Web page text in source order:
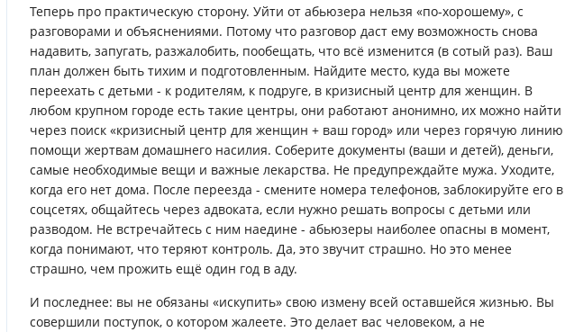
Теперь про практическую сторону. Уйти от абьюзера нельзя «по-хорошему», с
разговорами и объяснениями. Потому что разговор даст ему возможность снова
надавить, запугать, разжалобить, пообещать, что всё изменится (в сотый раз). Ваш
план должен быть тихим и подготовленным. Найдите место, куда вы можете
переехать с детьми - к родителям, к подруге, в кризисный центр для женщин. В
любом крупном городе есть такие центры, они работают анонимно, их можно найти
через поиск «кризисный центр для женщин + ваш город» или через горячую линию
помощи жертвам домашнего насилия. Соберите документы (ваши и детей), деньги,
самые необходимые вещи и важные лекарства. Не предупреждайте мужа. Уходите,
когда его нет дома. После переезда - смените номера телефонов, заблокируйте его в
соцсетях, общайтесь через адвоката, если нужно решать вопросы с детьми или
разводом. Не встречайтесь с ним наедине - абьюзеры наиболее опасны в момент,
когда понимают, что теряют контроль. Да, это звучит страшно. Но это менее
страшно, чем прожить ещё один год в аду.
И последнее: вы не обязаны «искупить» свою измену всей оставшейся жизнью. Вы
совершили поступок, о котором жалеете. Это делает вас человеком, а не